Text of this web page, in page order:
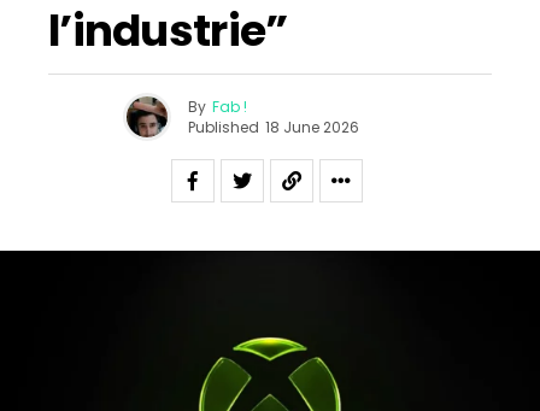
l’industrie”
By Fab !
Published 18 June 2026